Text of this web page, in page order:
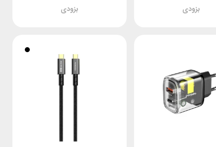
بزودی بزودی